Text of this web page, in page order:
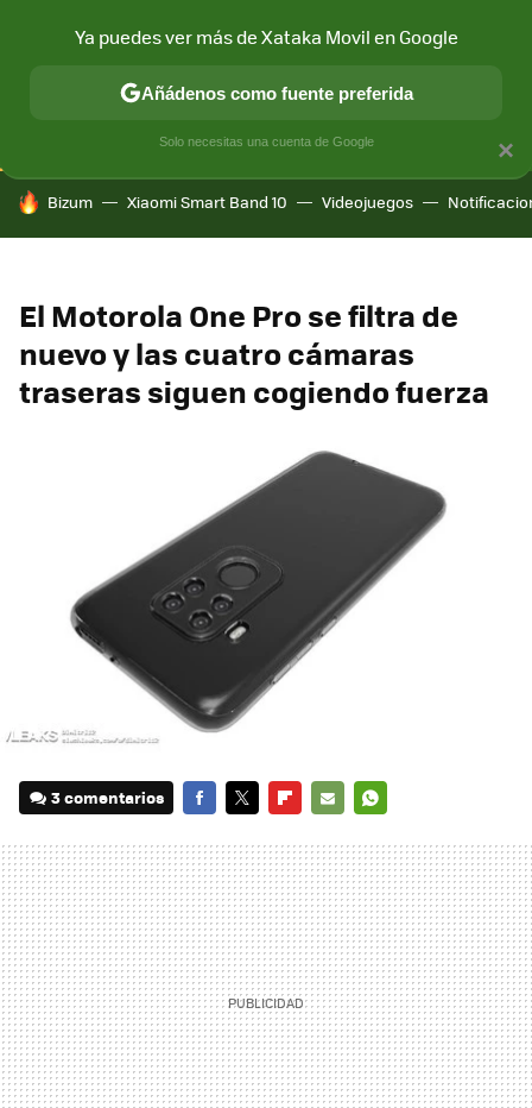
CONECTIVIDAD MÓVIL Y SOCIEDAD APLICACIONES
HOY SE HABLA DE
Bizum Xiaomi Smart Band 10 Videojuegos
El Motorola One Pro se filtra de
nuevo y las cuatro cámaras
traseras siguen cogiendo fuerza
3 comentarios
MAIL
×
Ya puedes ver más de Xataka Movil en Google
Añádenos como fuente preferida
Solo necesitas una cuenta de Google